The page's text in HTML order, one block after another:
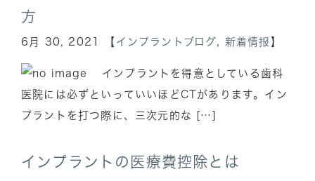
方
6月 30, 2021 【 インプラントブログ, 新着情报 】
インプラントを得意としている歯科
医院には必ずといっていいほどCTがあります。イン
プラントを打つ際に、三次元的な […]
インプラントの医療費控除とは